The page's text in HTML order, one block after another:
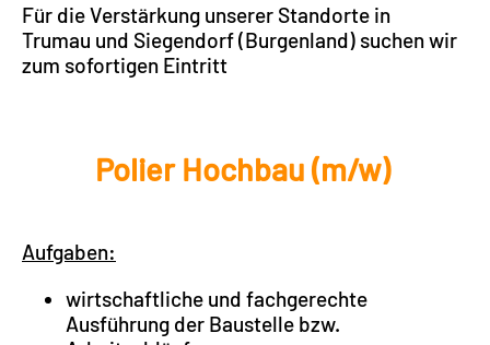
Für die Verstärkung unserer Standorte in
Trumau und Siegendorf (Burgenland) suchen wir
zum sofortigen Eintritt
Polier Hochbau (m/w)
Aufgaben:
wirtschaftliche und fachgerechte
Ausführung der Baustelle bzw.